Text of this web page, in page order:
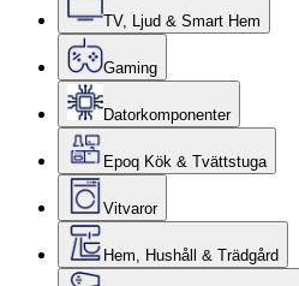
TV, Ljud & Smart Hem
Gaming
Datorkomponenter
Epoq Kök & Tvättstuga
Vitvaror
Hem, Hushåll & Trädgård